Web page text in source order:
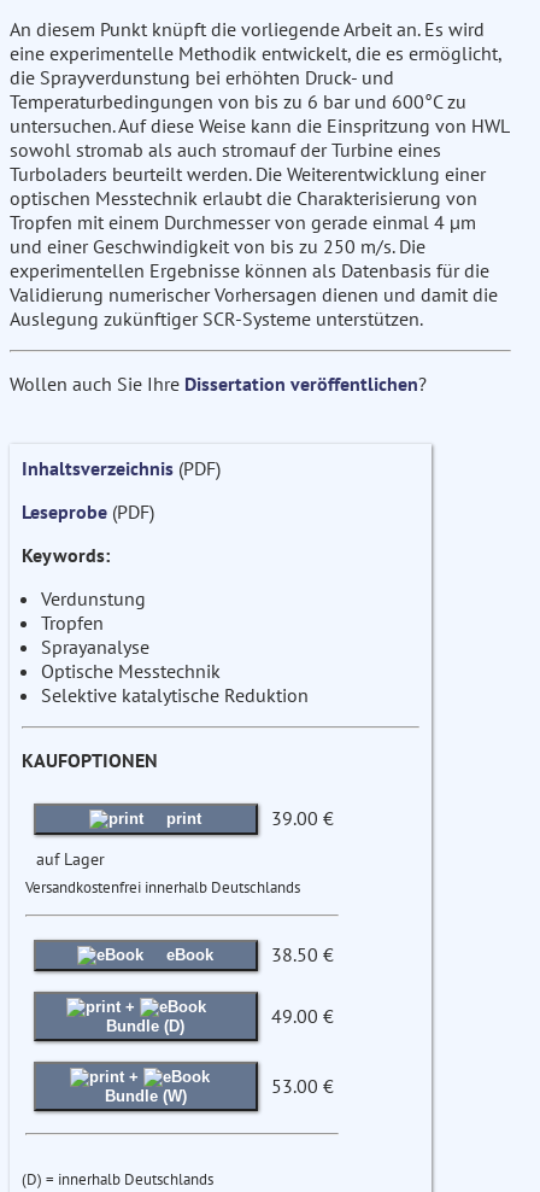
An diesem Punkt knüpft die vorliegende Arbeit an. Es wird
eine experimentelle Methodik entwickelt, die es ermöglicht,
die Sprayverdunstung bei erhöhten Druck- und
Temperaturbedingungen von bis zu 6 bar und 600°C zu
untersuchen. Auf diese Weise kann die Einspritzung von HWL
sowohl stromab als auch stromauf der Turbine eines
Turboladers beurteilt werden. Die Weiterentwicklung einer
optischen Messtechnik erlaubt die Charakterisierung von
Tropfen mit einem Durchmesser von gerade einmal 4 µm
und einer Geschwindigkeit von bis zu 250 m/s. Die
experimentellen Ergebnisse können als Datenbasis für die
Validierung numerischer Vorhersagen dienen und damit die
Auslegung zukünftiger SCR-Systeme unterstützen.
Wollen auch Sie Ihre Dissertation veröffentlichen?
Inhaltsverzeichnis (PDF)
Leseprobe (PDF)
Keywords:
Verdunstung
Tropfen
Sprayanalyse
Optische Messtechnik
Selektive katalytische Reduktion
KAUFOPTIONEN
print 39.00 €
auf Lager
Versandkostenfrei innerhalb Deutschlands
eBook 38.50 €
+
Bundle (D)
49.00 €
+
Bundle (W)
53.00 €
(D) = innerhalb Deutschlands